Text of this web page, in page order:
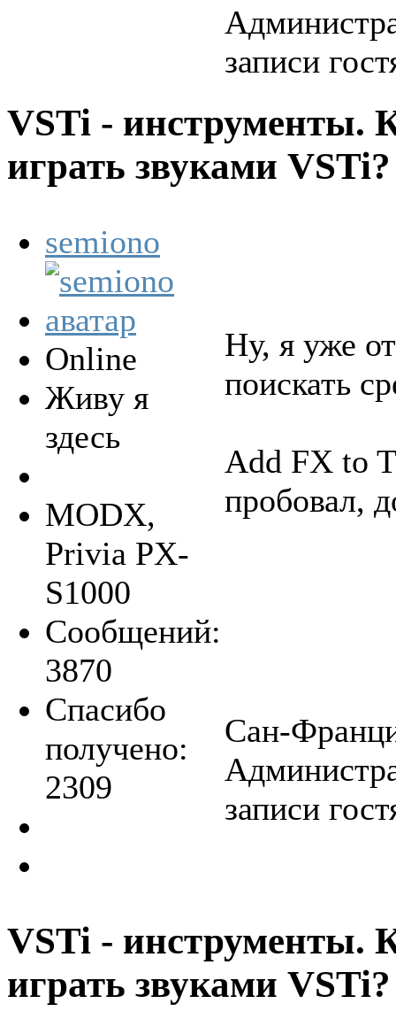
записи
VSTi - инструменты.
играть звуками
semiono
Online
Живу я
здесь
MODX,
Privia PX-
S1000
Сообщений:
3870
Спасибо
получено:
2309
Ну, я уже
поискать
Add FX to
пробовал,
Сан-
записи
VSTi - инструменты.
играть звуками